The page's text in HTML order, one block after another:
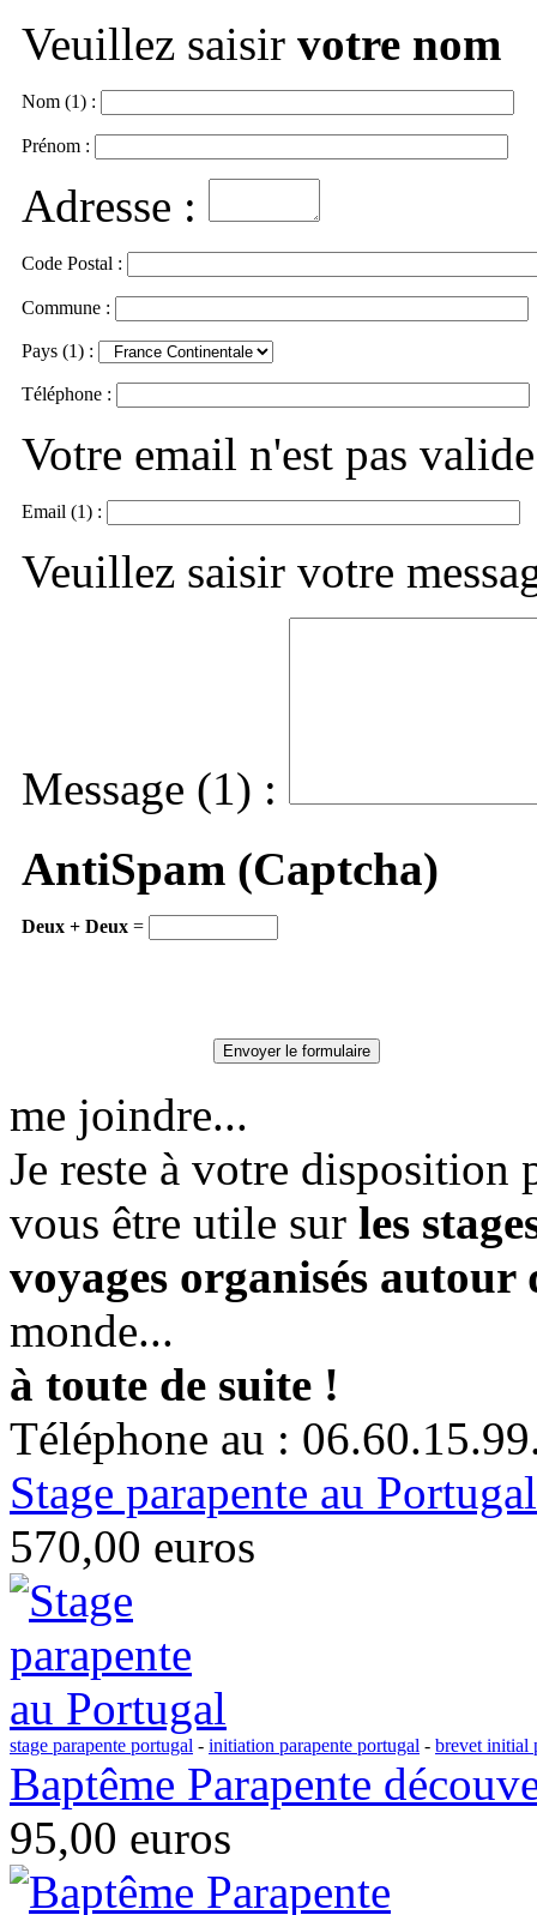
Veuillez saisir votre nom
Nom (1) :
Prénom :
Adresse :
Code Postal :
Commune :
Pays (1) :
Téléphone :
Votre email n'est pas valide
Email (1) :
Veuillez saisir votre
Message (1) :
AntiSpam (Captcha)
Deux + Deux =
me joindre...
Je reste à votre disposition
vous être utile sur les
voyages organisés autour
monde...
à toute de suite !
Téléphone au :
Stage parapente au Portugal
570,00 euros
stage parapente portugal - initiation parapente portugal - brevet initial
Baptême Parapente
95,00 euros